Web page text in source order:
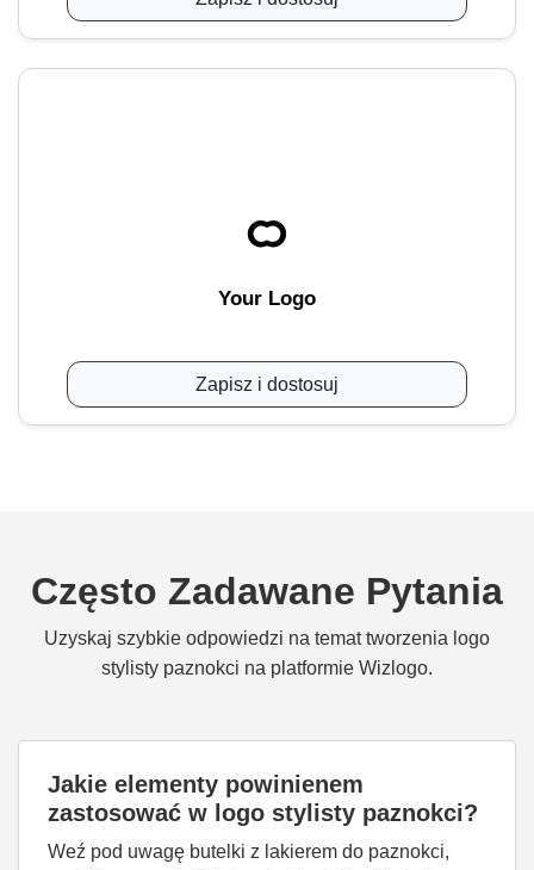
Your Logo
Zapisz i dostosuj
Często Zadawane Pytania
Uzyskaj szybkie odpowiedzi na temat tworzenia logo
stylisty paznokci na platformie Wizlogo.
Jakie elementy powinienem
zastosować w logo stylisty paznokci?
Weź pod uwagę butelki z lakierem do paznokci,